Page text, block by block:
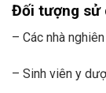
Đối tượng sử
– Các nhà
– Sinh viên y